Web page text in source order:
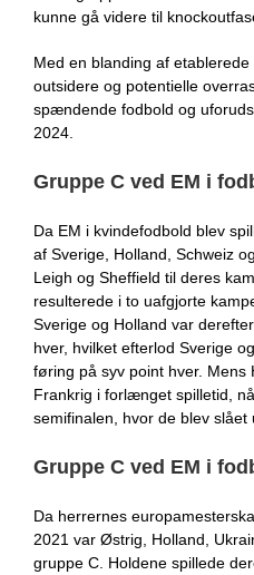
kunne gå videre til
Med en blanding af
outsidere og potentielle
spændende fodbold og
2024.
Gruppe C ved EM i
Da EM i kvindefodbold blev
af Sverige, Holland, Schweiz
Leigh og Sheffield til deres
resulterede i to uafgjorte
Sverige og Holland var
hver, hvilket efterlod Sverige
føring på syv point hver. Mens
Frankrig i forlænget spilletid,
semifinalen, hvor de blev slået
Gruppe C ved EM i
Da herrernes
2021 var Østrig, Holland,
gruppe C. Holdene spillede